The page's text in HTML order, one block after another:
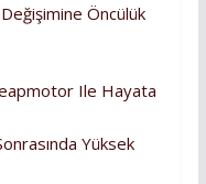
Öncülük
Ile Hayata
Yüksek